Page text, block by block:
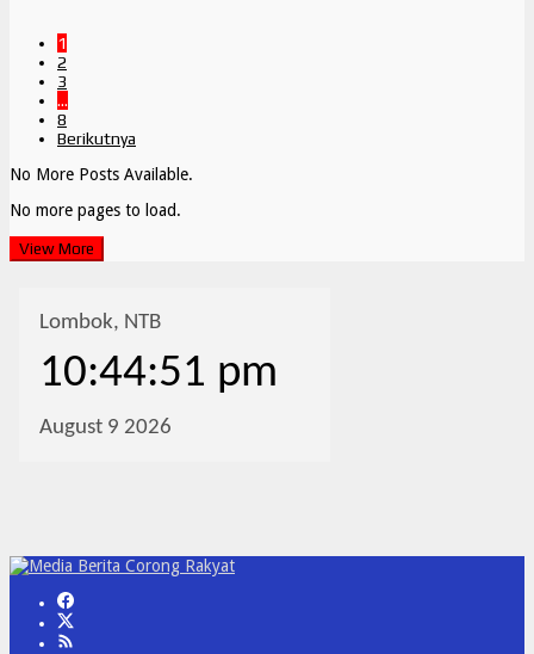
1
2
3
…
8
Berikutnya
No More Posts Available.
No more pages to load.
View More